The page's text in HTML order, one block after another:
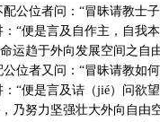
运趋于外向发展空间之自
乃努力坚强壮大外向自由